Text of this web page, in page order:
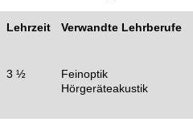
Lehrzeit Verwandte Lehrberufe
3 ½
Feinoptik
Hörgeräteakustik